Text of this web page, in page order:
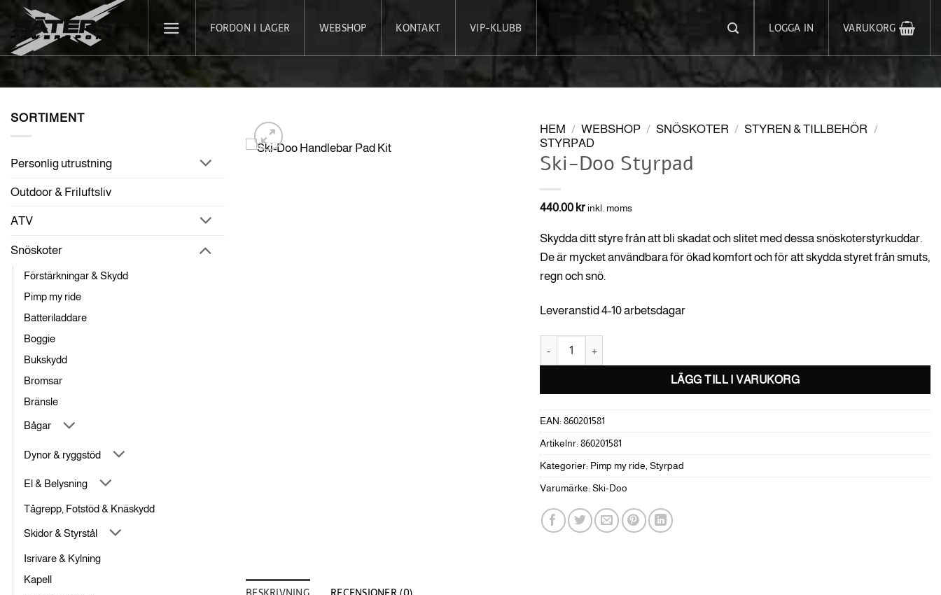
to
content
FORDON I LAGER WEBSHOP KONTAKT VIP-KLUBB LOGGA IN VARUKORG
SORTIMENT
Personlig utrustning
Outdoor & Friluftsliv
ATV
Snöskoter
Förstärkningar & Skydd
Pimp my ride
Batteriladdare
Boggie
Bukskydd
Bromsar
Bränsle
Bågar
Dynor & ryggstöd
El & Belysning
Tågrepp, Fotstöd & Knäskydd
Skidor & Styrstål
Isrivare & Kylning
Kapell
HEM / WEBSHOP / SNÖSKOTER / STYREN & TILLBEHÖR /
STYRPAD
Ski-Doo Styrpad
440.00 kr inkl. moms
Skydda ditt styre från att bli skadat och slitet med dessa snöskoterstyrkuddar.
De är mycket användbara för ökad komfort och för att skydda styret från smuts,
regn och snö.
Leveranstid 4-10 arbetsdagar
LÄGG TILL I VARUKORG
EAN: 860201581
Artikelnr: 860201581
Kategorier: Pimp my ride Styrpad
Varumärke: Ski-Doo